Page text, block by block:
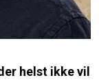
helst ikke vil